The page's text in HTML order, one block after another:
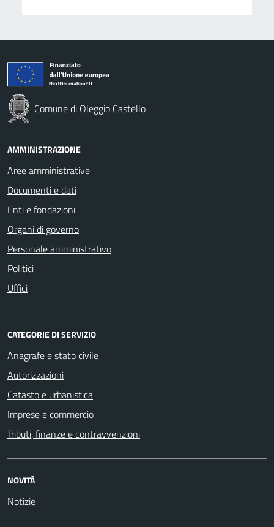
Comune di Oleggio Castello
AMMINISTRAZIONE
Aree amministrative
Documenti e dati
Enti e fondazioni
Organi di governo
Personale amministrativo
Politici
Uffici
CATEGORIE DI SERVIZIO
Anagrafe e stato civile
Autorizzazioni
Catasto e urbanistica
Imprese e commercio
Tributi, finanze e contravvenzioni
NOVITÀ
Notizie